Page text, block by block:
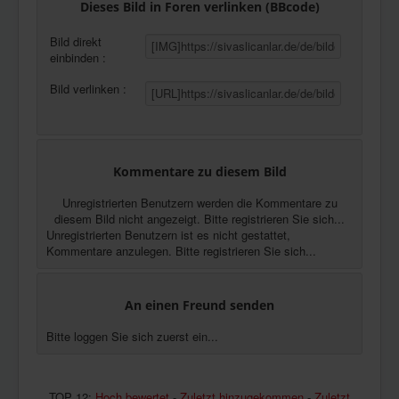
Dieses Bild in Foren verlinken (BBcode)
Bild direkt
einbinden :
Bild verlinken :
Kommentare zu diesem Bild
Unregistrierten Benutzern werden die Kommentare zu
diesem Bild nicht angezeigt. Bitte registrieren Sie sich...
Unregistrierten Benutzern ist es nicht gestattet,
Kommentare anzulegen. Bitte registrieren Sie sich...
An einen Freund senden
Bitte loggen Sie sich zuerst ein...